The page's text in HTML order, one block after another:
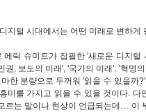
지털 시대에서는 어떤 미래로 변하게
릭 슈미트가 집필한 '새로운 디지
, 보도의 미래', '국가의 미래', '혁명
한 분량으로 두꺼워 '읽을 수 있을까
미를 가지고 읽을 수 있을 것이다.
르는 말이나 현상이 언급되는데… 이